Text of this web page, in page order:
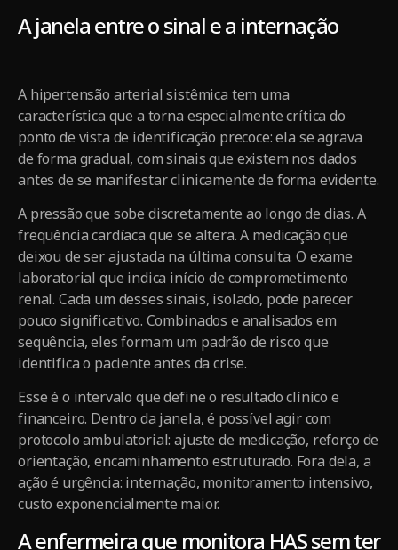
A janela entre o sinal e a internação
A hipertensão arterial sistêmica tem uma
característica que a torna especialmente crítica do
ponto de vista de identificação precoce: ela se agrava
de forma gradual, com sinais que existem nos dados
antes de se manifestar clinicamente de forma evidente.
A pressão que sobe discretamente ao longo de dias. A
frequência cardíaca que se altera. A medicação que
deixou de ser ajustada na última consulta. O exame
laboratorial que indica início de comprometimento
renal. Cada um desses sinais, isolado, pode parecer
pouco significativo. Combinados e analisados em
sequência, eles formam um padrão de risco que
identifica o paciente antes da crise.
Esse é o intervalo que define o resultado clínico e
financeiro. Dentro da janela, é possível agir com
protocolo ambulatorial: ajuste de medicação, reforço de
orientação, encaminhamento estruturado. Fora dela, a
ação é urgência: internação, monitoramento intensivo,
custo exponencialmente maior.
A enfermeira que monitora HAS sem ter